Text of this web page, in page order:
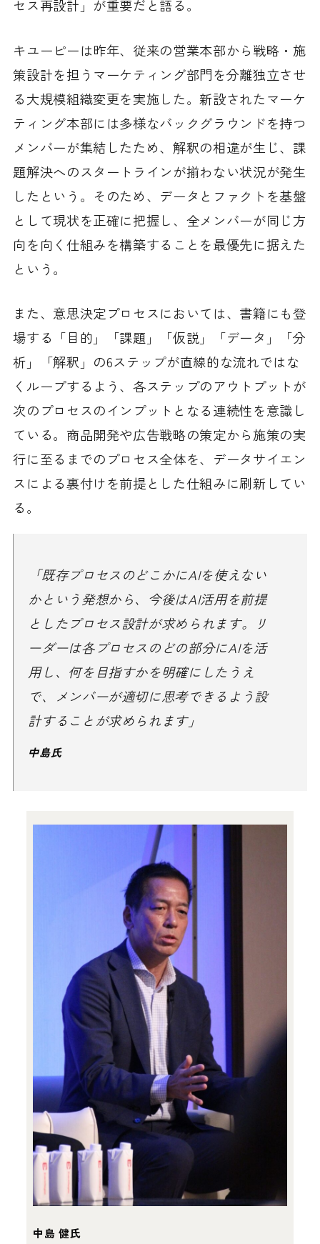
セス再設計」が重要だと語る。
キユーピーは昨年、従来の営業本部から戦略・施
策設計を担うマーケティング部門を分離独立させ
る大規模組織変更を実施した。新設されたマーケ
ティング本部には多様なバックグラウンドを持つ
メンバーが集結したため、解釈の相違が生じ、課
題解決へのスタートラインが揃わない状況が発生
したという。そのため、データとファクトを基盤
として現状を正確に把握し、全メンバーが同じ方
向を向く仕組みを構築することを最優先に据えた
という。
また、意思決定プロセスにおいては、書籍にも登
場する「目的」「課題」「仮説」「データ」「分
析」「解釈」の6ステップが直線的な流れではな
くループするよう、各ステップのアウトプットが
次のプロセスのインプットとなる連続性を意識し
ている。商品開発や広告戦略の策定から施策の実
行に至るまでのプロセス全体を、データサイエン
スによる裏付けを前提とした仕組みに刷新してい
る。
「既存プロセスのどこかにAIを使えない
かという発想から、今後はAI活用を前提
としたプロセス設計が求められます。リ
ーダーは各プロセスのどの部分にAIを活
用し、何を目指すかを明確にしたうえ
で、メンバーが適切に思考できるよう設
計することが求められます」
中島氏
中島 健氏